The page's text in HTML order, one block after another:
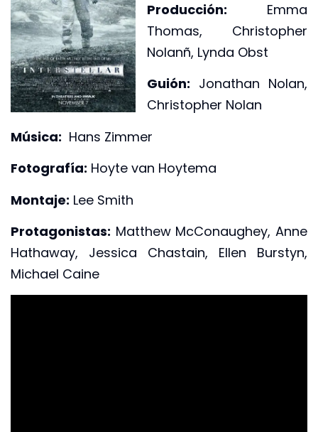
Producción: Emma
Thomas, Christopher
Nolanñ, Lynda Obst
Guión: Jonathan Nolan,
Christopher Nolan
Música: Hans Zimmer
Fotografía: Hoyte van Hoytema
Montaje: Lee Smith
Protagonistas: Matthew McConaughey, Anne
Hathaway, Jessica Chastain, Ellen Burstyn,
Michael Caine